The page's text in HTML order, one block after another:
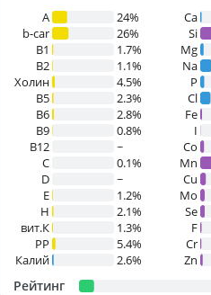
A
24%
b-car
26%
В1
1.7%
B2
1.1%
Холин
4.5%
B5
2.3%
B6
2.8%
B9
0.8%
B12
~
C
0.1%
D
~
E
1.2%
H
2.1%
вит.К
1.3%
PP
5.4%
Калий
2.6%
Ca
Si
Mg
Na
P
Cl
Fe
I
Co
Mn
Cu
Mo
Se
F
Cr
Zn
Рейтинг